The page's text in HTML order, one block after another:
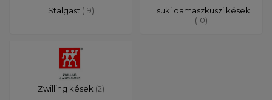
Stalgast (19)
Tsuki damaszkuszi kések
(10)
Zwilling kések (2)